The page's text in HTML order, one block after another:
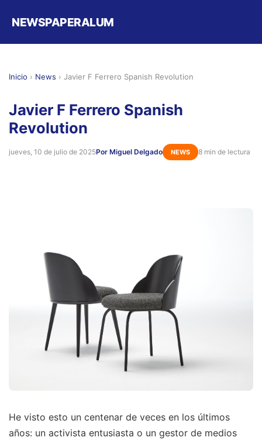
NEWSPAPERALUM
Inicio › News › Javier F Ferrero Spanish Revolution
Javier F Ferrero Spanish
Revolution
jueves, 10 de julio de 2025Por Miguel Delgado NEWS 8 min de lectura
He visto esto un centenar de veces en los últimos
años: un activista entusiasta o un gestor de medios